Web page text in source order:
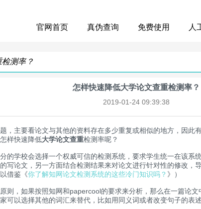
官网首页 真伪查询 免费使用 人
测率？
怎样快速降低大学论文查重检测率？
2019-01-24 09:39:38
，主要看论文与其他的资料存在多少重复或相似的地方，因
样快速降低大学论文查重检测率呢？
学校会选择一个权威可信的检测系统，要求学生统一在该系
写论文，另一方面结合检测结果来对论文进行针对性的修改
借鉴《你了解知网论文检测系统的这些冷门知识吗？ 》）
，如果按照知网和papercool的要求来分析，那么在一篇论
可以选择其他的词汇来替代，比如用同义词或者改变句子的